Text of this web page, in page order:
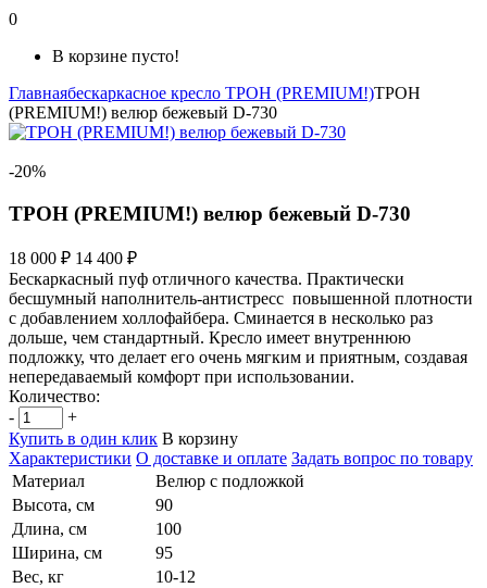
0
В корзине пусто!
Главнаябескаркасное кресло ТРОН (PREMIUM!)ТРОН
(PREMIUM!) велюр бежевый D-730
-20%
ТРОН (PREMIUM!) велюр бежевый D-730
18 000 ₽ 14 400 ₽
Бескаркасный пуф отличного качества. Практически
бесшумный наполнитель-антистресс повышенной плотности
с добавлением холлофайбера. Сминается в несколько раз
дольше, чем стандартный. Кресло имеет внутреннюю
подложку, что делает его очень мягким и приятным, создавая
непередаваемый комфорт при использовании.
Количество:
-
+
Купить в один клик В корзину
Характеристики О доставке и оплате Задать вопрос по товару
Материал
Велюр с подложкой
Высота, см
90
Длина, см
100
Ширина, см
95
Вес, кг
10-12